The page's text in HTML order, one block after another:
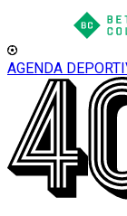
AGENDA